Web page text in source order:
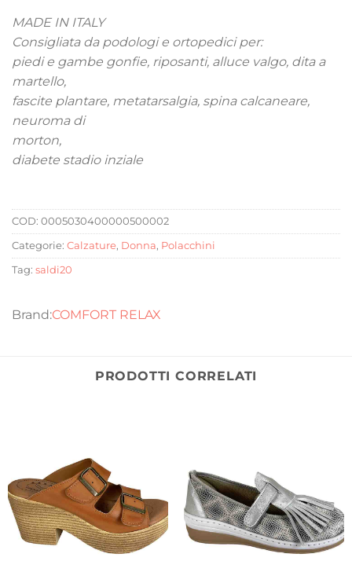
MADE IN ITALY
Consigliata da podologi e ortopedici per:
piedi e gambe gonfie, riposanti, alluce valgo, dita a
martello,
fascite plantare, metatarsalgia, spina calcaneare,
neuroma di
morton,
diabete stadio inziale
COD: 0005030400000500002
Categorie: Calzature, Donna, Polacchini
Tag: saldi20
COMFORT RELAX
PRODOTTI CORRELATI